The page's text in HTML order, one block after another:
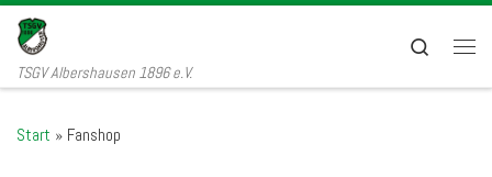
Zum Inhalt springen
TSGV Albershausen 1896 e.V.
Search
Start » Fanshop